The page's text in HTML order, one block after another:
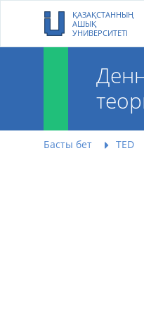
ҚАЗАҚСТАННЫҢ
АШЫҚ
УНИВЕРСИТЕТІ
Басты бет TED